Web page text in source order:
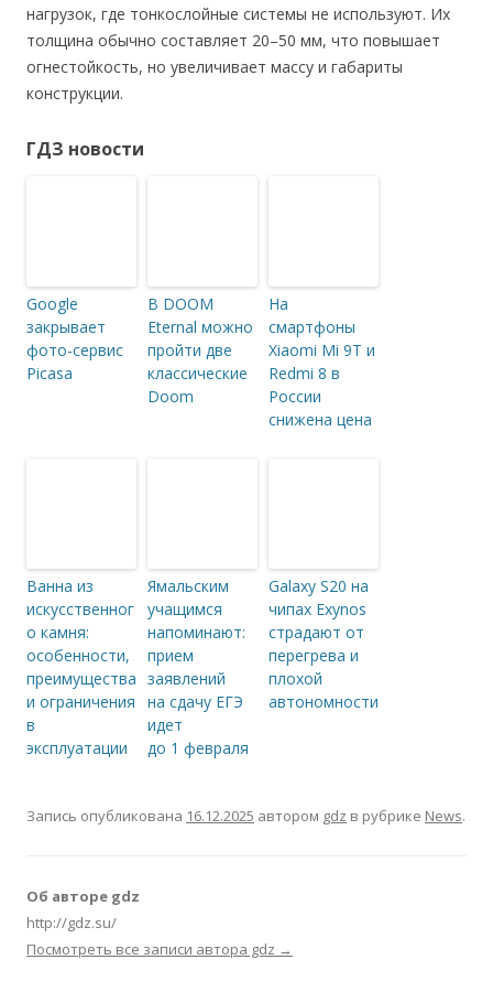
нагрузок, где тонкослойные системы не используют. Их
толщина обычно составляет 20–50 мм, что повышает
огнестойкость, но увеличивает массу и габариты
конструкции.
ГДЗ новости
Google
закрывает
фото-сервис
Picasa
В DOOM
Eternal можно
пройти две
классические
Doom
На
смартфоны
Xiaomi Mi 9T и
Redmi 8 в
России
снижена цена
Ванна из
искусственног
о камня:
особенности,
преимущества
и ограничения
в
эксплуатации
Ямальским
учащимся
напоминают:
прием
заявлений
на сдачу ЕГЭ
идет
до 1 февраля
Galaxy S20 на
чипах Exynos
страдают от
перегрева и
плохой
автономности
Запись опубликована 16.12.2025 автором gdz в рубрике News.
Об авторе gdz
http://gdz.su/
Посмотреть все записи автора gdz →